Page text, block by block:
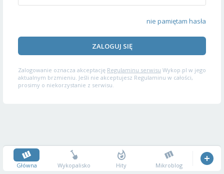
nie pamiętam hasła
ZALOGUJ SIĘ
Zalogowanie oznacza akceptację Regulaminu serwisu Wykop.pl w jego
aktualnym brzmieniu. Jeśli nie akceptujesz Regulaminu w całości,
prosimy o niekorzystanie z serwisu.
Główna Wykopalisko Hity Mikroblog